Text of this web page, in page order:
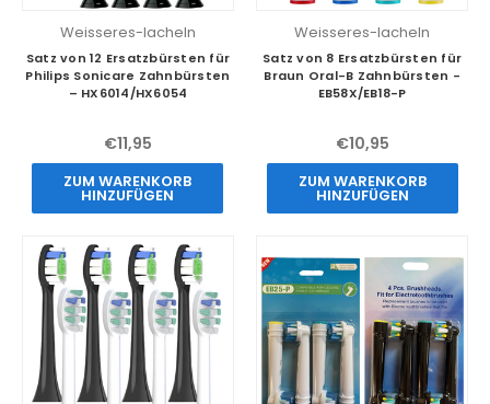
Weisseres-lacheln
Satz von 12 Ersatzbürsten für
Philips Sonicare Zahnbürsten
– HX6014/HX6054
€11,95
ZUM WARENKORB
HINZUFÜGEN
Weisseres-lacheln
Satz von 8 Ersatzbürsten für
Braun Oral-B Zahnbürsten -
EB58X/EB18-P
€10,95
ZUM WARENKORB
HINZUFÜGEN